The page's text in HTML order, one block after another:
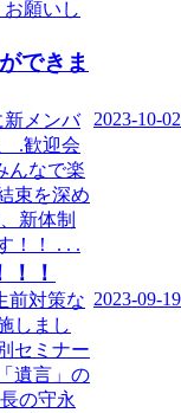
できま
願いし
2023-10-02
！
新メンバ
.歓迎会
んなで楽
束を深め
新体制
！！ . . .
2023-09-19
前対策な
しまし
セミナー
遺言」の
の守永